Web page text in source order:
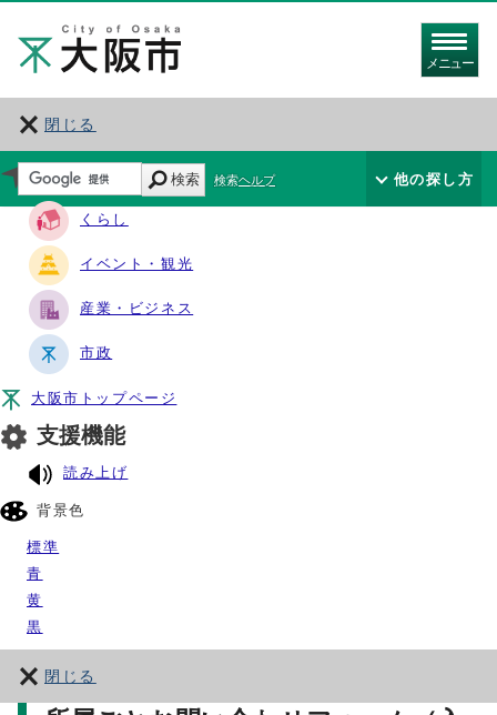
メニュー
閉じる
サイト・ナビ
くらし
イベント・観光
産業・ビジネス
市政
大阪市トップページ
支援機能
読み上げ
背景色
標準
青
黄
黒
閉じる
検索 検索ヘルプ 他の探し方